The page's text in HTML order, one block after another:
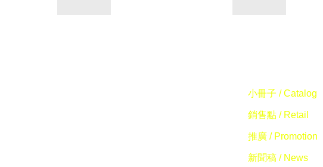
小冊子 / Catalog
銷售點 / Retail
推廣 / Promotion
新聞稿 / News